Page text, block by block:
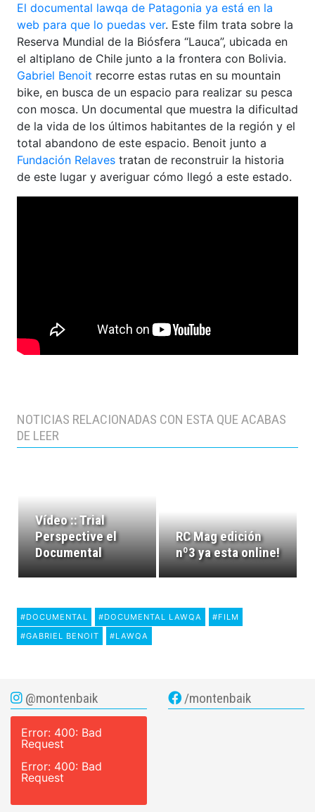
El documental lawqa de Patagonia ya está en la
web para que lo puedas ver. Este film trata sobre la
Reserva Mundial de la Biósfera “Lauca”, ubicada en
el altiplano de Chile junto a la frontera con Bolivia.
Gabriel Benoit recorre estas rutas en su mountain
bike, en busca de un espacio para realizar su pesca
con mosca. Un documental que muestra la dificultad
de la vida de los últimos habitantes de la región y el
total abandono de este espacio. Benoit junto a
Fundación Relaves tratan de reconstruir la historia
de este lugar y averiguar cómo llegó a este estado.
NOTICIAS RELACIONADAS CON ESTA QUE ACABAS
DE LEER
Vídeo :: Trial
Perspective el
Documental
RC Mag edición
nº3 ya esta online!
#DOCUMENTAL #DOCUMENTAL LAWQA
#FILM
#GABRIEL BENOIT
#LAWQA
@montenbaik
Error: 400: Bad
Request
Error: 400: Bad
Request
/montenbaik